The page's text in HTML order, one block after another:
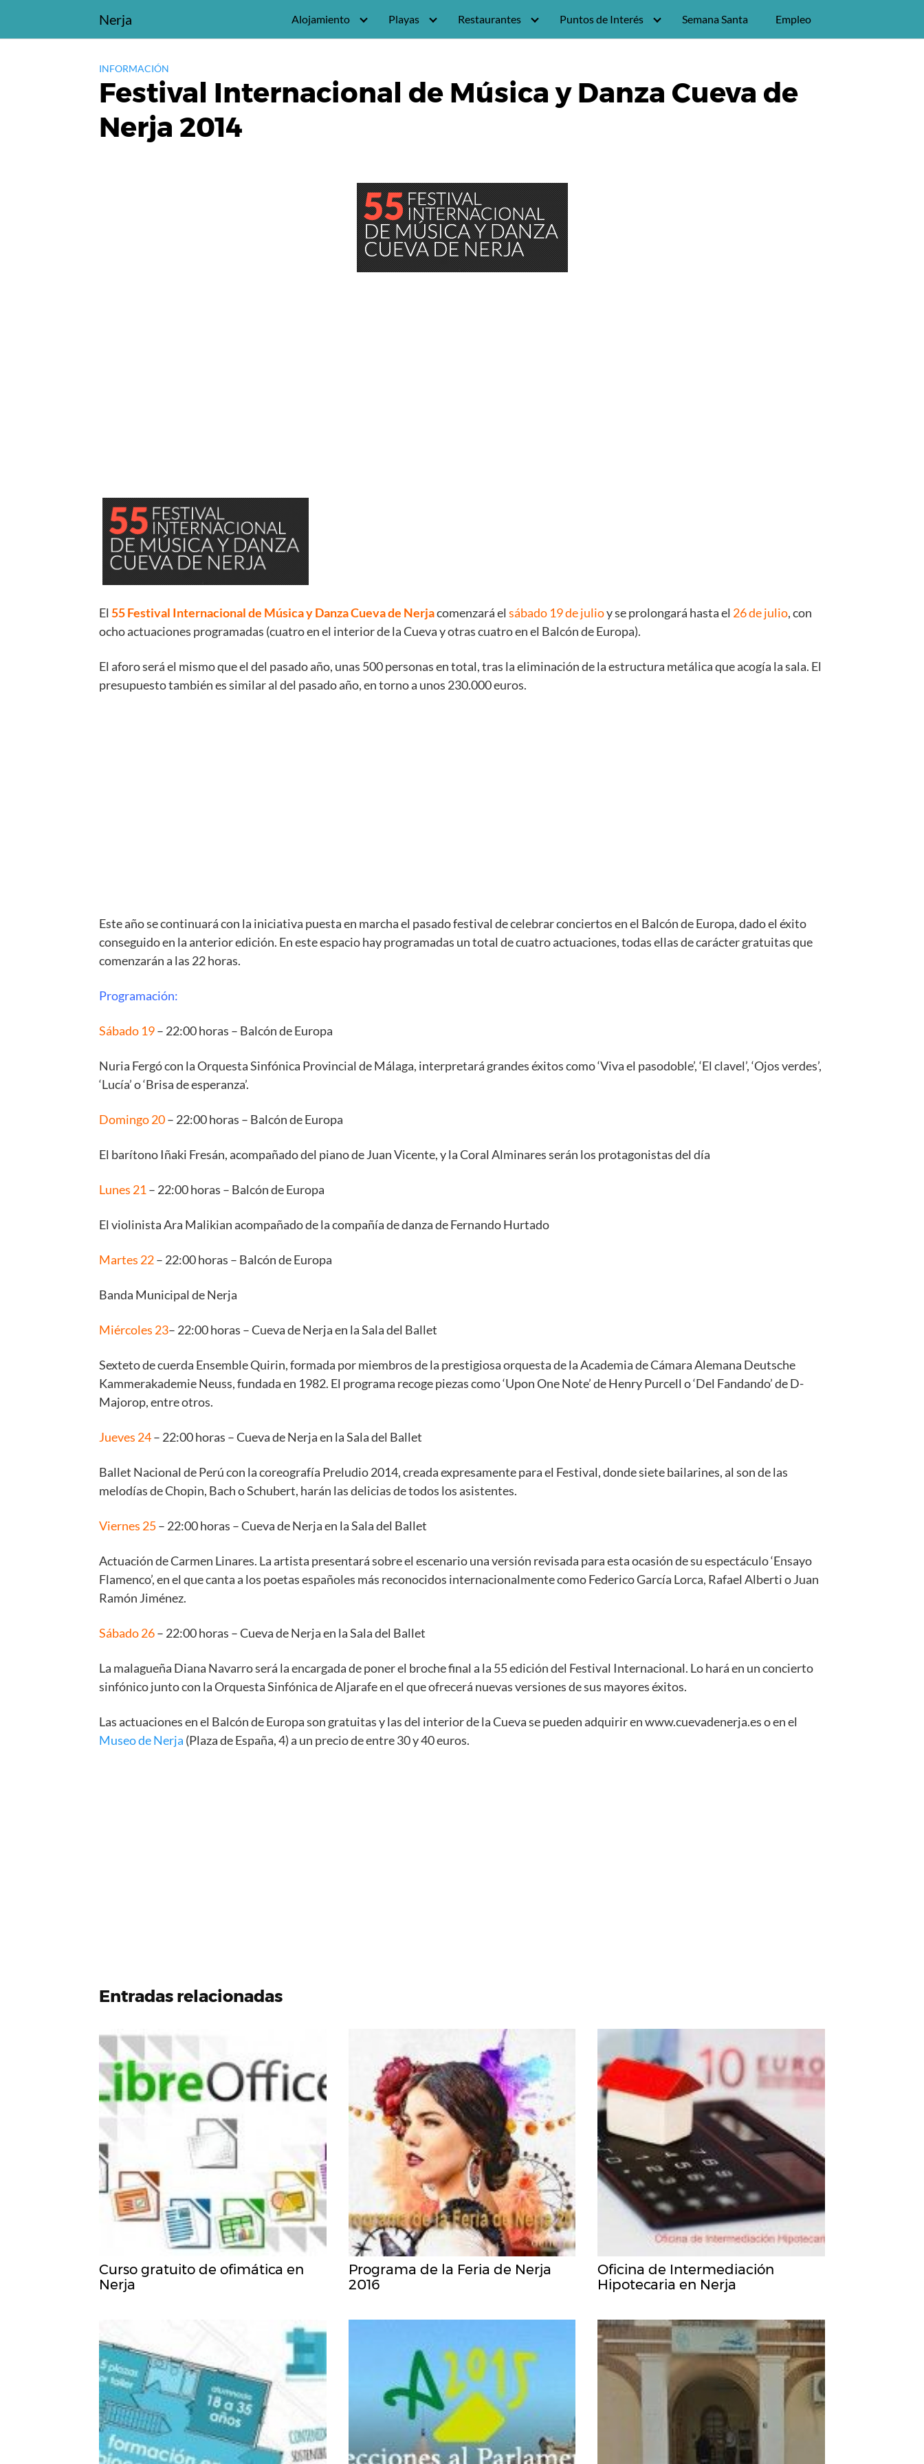
contenido
Nerja Alojamiento Playas Restaurantes Puntos de Interés Semana Santa Empleo
INFORMACIÓN
Festival Internacional de Música y Danza Cueva de
Nerja 2014
El 55 Festival Internacional de Música y Danza Cueva de Nerjacomenzará el sábado 19 de julioy se prolongará hasta el 26 de julio, con
ocho actuaciones programadas (cuatro en el interior de la Cueva y otras cuatro en el Balcón de Europa).
El aforo será el mismo que el del pasado año, unas 500 personas en total, tras la eliminación de la estructura metálica que acogía la sala. El
presupuesto también es similar al del pasado año, en torno a unos 230.000 euros.
Este año se continuará con la iniciativa puesta en marcha el pasado festival de celebrar conciertos en el Balcón de Europa, dado el éxito
conseguido en la anterior edición. En este espacio hay programadas un total de cuatro actuaciones, todas ellas de carácter gratuitas que
comenzarán a las 22 horas.
Programación:
Sábado 19– 22:00 horas – Balcón de Europa
Nuria Fergó con la Orquesta Sinfónica Provincial de Málaga, interpretará grandes éxitos como ‘Viva el pasodoble’, ‘El clavel’, ‘Ojos verdes’,
‘Lucía’ o ‘Brisa de esperanza’.
Domingo 20– 22:00 horas – Balcón de Europa
El barítono Iñaki Fresán, acompañado del piano de Juan Vicente, y la Coral Alminares serán los protagonistas del día
Lunes 21– 22:00 horas – Balcón de Europa
El violinista Ara Malikian acompañado de la compañía de danza de Fernando Hurtado
Martes 22– 22:00 horas – Balcón de Europa
Banda Municipal de Nerja
Miércoles 23– 22:00 horas – Cueva de Nerja en la Sala del Ballet
Sexteto de cuerda Ensemble Quirin, formada por miembros de la prestigiosa orquesta de la Academia de Cámara Alemana Deutsche
Kammerakademie Neuss, fundada en 1982. El programa recoge piezas como ‘Upon One Note’ de Henry Purcell o ‘Del Fandando’ de D-
Majorop, entre otros.
Jueves 24– 22:00 horas – Cueva de Nerja en la Sala del Ballet
Ballet Nacional de Perú con la coreografía Preludio 2014, creada expresamente para el Festival, donde siete bailarines, al son de las
melodías de Chopin, Bach o Schubert, harán las delicias de todos los asistentes.
Viernes 25– 22:00 horas – Cueva de Nerja en la Sala del Ballet
Actuación de Carmen Linares. La artista presentará sobre el escenario una versión revisada para esta ocasión de su espectáculo ‘Ensayo
Flamenco’, en el que canta a los poetas españoles más reconocidos internacionalmente como Federico García Lorca, Rafael Alberti o Juan
Ramón Jiménez.
Sábado 26– 22:00 horas – Cueva de Nerja en la Sala del Ballet
La malagueña Diana Navarro será la encargada de poner el broche final a la 55 edición del Festival Internacional. Lo hará en un concierto
sinfónico junto con la Orquesta Sinfónica de Aljarafe en el que ofrecerá nuevas versiones de sus mayores éxitos.
Las actuaciones en el Balcón de Europa son gratuitas y las del interior de la Cueva se pueden adquirir en www.cuevadenerja.es o en el
Museo de Nerja (Plaza de España, 4) a un precio de entre 30 y 40 euros.
Entradas relacionadas
Curso gratuito de ofimática en
Nerja
Programa de la Feria de Nerja
2016
Oficina de Intermediación
Hipotecaria en Nerja